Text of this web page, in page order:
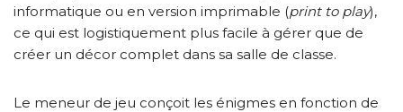
informatique ou en version imprimable (print to play),
ce qui est logistiquement plus facile à gérer que de
créer un décor complet dans sa salle de classe.
Le meneur de jeu conçoit les énigmes en fonction de